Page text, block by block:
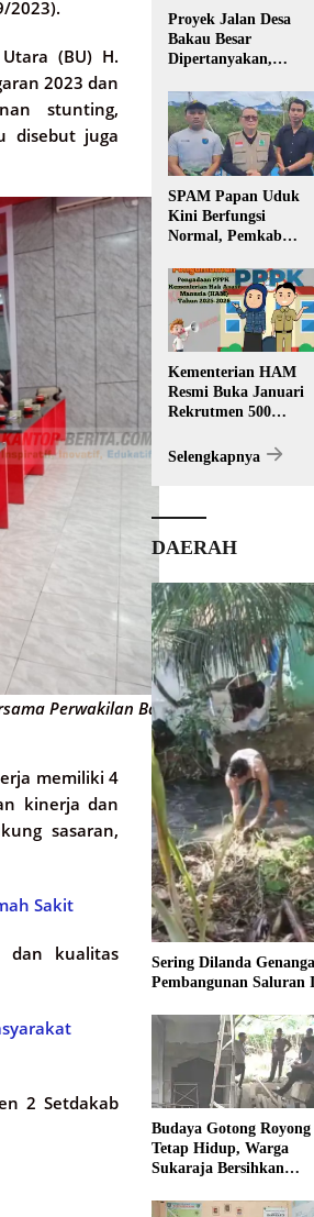
2023).
(BU) H.
2023 dan
stunting,
disebut juga
Perwakilan Badan Pengawasan
memiliki 4
kinerja dan
sasaran,
Sakit
dan kualitas
2 Setdakab
Proyek Jalan Desa
Bakau Besar
Dipertanyakan,
dan Transparansi
Pelaksanaan
Pembangunan
SPAM Papan Uduk
Kini Berfungsi
Normal, Pemkab
Distribusi Air Bersih
Lancar ke Rumah
Warga
Kementerian HAM
Resmi Buka Januari
Rekrutmen 500
Jabatan
Selengkapnya
DAERAH
Sering Dilanda
Pembangunan Saluran
Budaya Gotong Royong
Tetap Hidup, Warga
Sukaraja Bersihkan